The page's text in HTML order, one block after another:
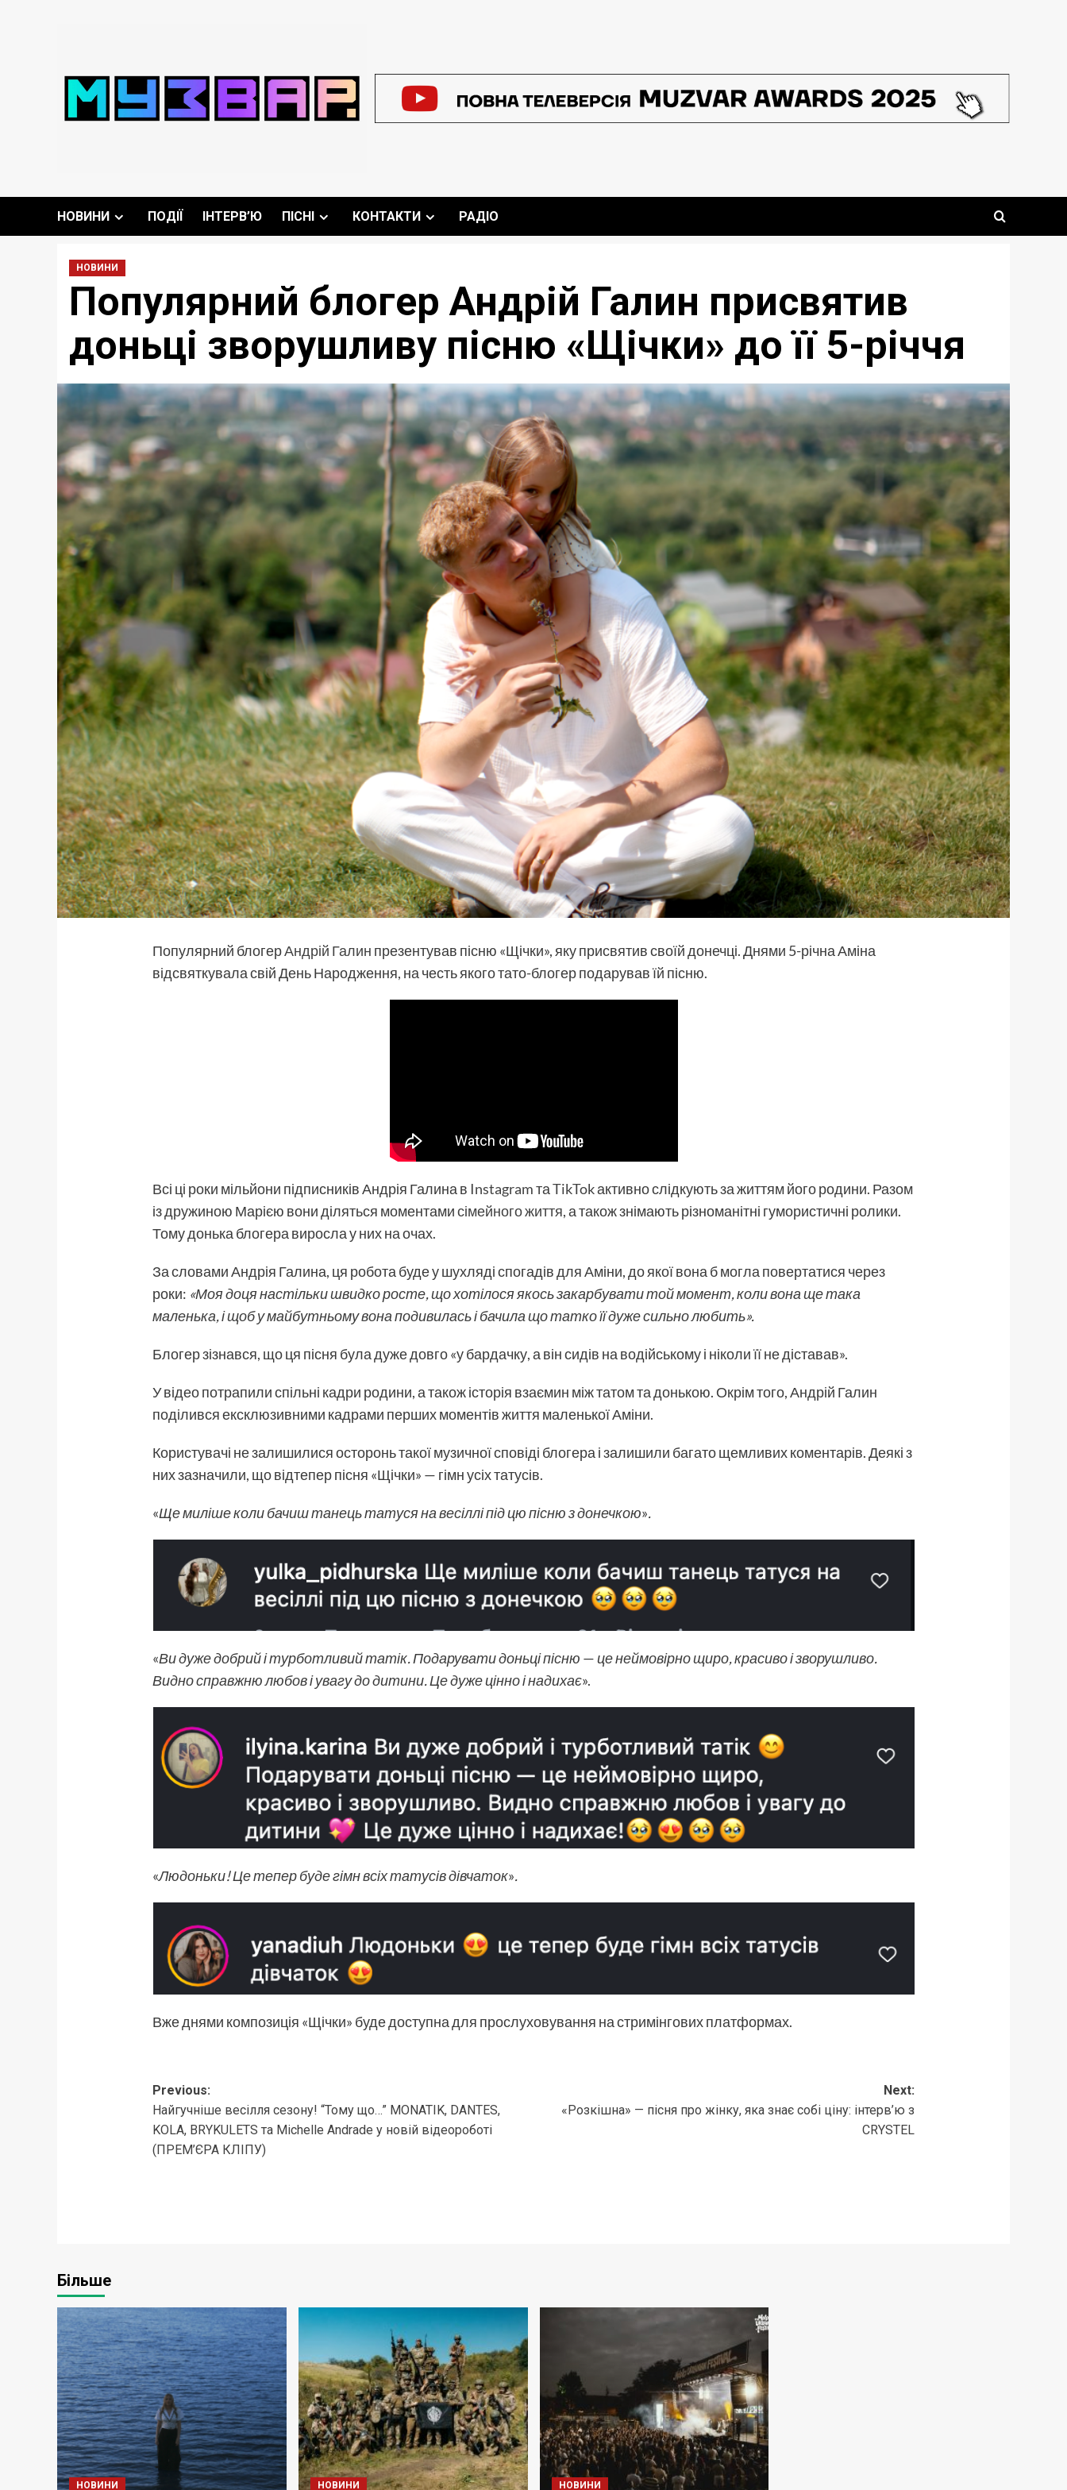
НОВИНИ ПОДІЇ ІНТЕРВ’Ю ПІСНІ КОНТАКТИ РАДІО
НОВИНИ
Популярний блогер Андрій Галин присвятив
доньці зворушливу пісню «Щічки» до її 5-річчя
Популярний блогерАндрій Галин презентував пісню «Щічки», яку присвятив своїй донечці. Днями 5-річна Аміна
відсвяткувала свій День Народження, на честь якого тато-блогер подарував їй пісню.
Всі ці роки мільйони підписників Андрія Галина в InstagramтаTikTokактивно слідкують за життям його родини. Разом
із дружиною Марією вони діляться моментамисімейного життя, а також знімають різноманітні гумористичні ролики.
Тому донька блогера виросла у них на очах.
За словами Андрія Галина, ця робота буде у шухляді спогадів для Аміни, до якої вона б могла повертатися через
роки: «Моя доця настільки швидко росте, що хотілося якось закарбувати той момент, коли вона ще така
маленька, і щоб у майбутньому вона подивилась і бачила що татко її дуже сильно любить».
Блогер зізнався, що ця пісня була дуже довго «у бардачку, а він сидів на водійському і ніколи її не діставав».
У відео потрапили спільні кадри родини, а також історія взаємин між татом та донькою. Окрім того, Андрій Галин
поділився ексклюзивними кадрами перших моментів життя маленької Аміни.
Користувачі не залишилися осторонь такої музичної сповіді блогера і залишили багато щемливих коментарів. Деякі з
них зазначили, що відтепер пісня «Щічки» — гімн усіх татусів.
«Ще миліше коли бачиш танець татуся на весіллі під цю пісню з донечкою».
«Ви дуже добрий і турботливий татік. Подарувати доньці пісню —це неймовірно щиро, красиво і зворушливо.
Видно справжню любов і увагу до дитини. Це дуже цінно і надихає».
«Людоньки! Це тепер буде гімн всіх татусів дівчаток».
Вже днями композиція «Щічки» буде доступна для прослуховування на стримінгових платформах.
Post
navigation
Previous:
Найгучніше весілля сезону! “Тому що…” MONATIK, DANTES,
KOLA, BRYKULETS та Michelle Andrade у новій відеороботі
(ПРЕМ’ЄРА КЛІПУ)
Next:
«Розкішна» — пісня про жінку, яка знає собі ціну: інтерв’ю з
CRYSTEL
Більше
НОВИНИ НОВИНИ НОВИНИ